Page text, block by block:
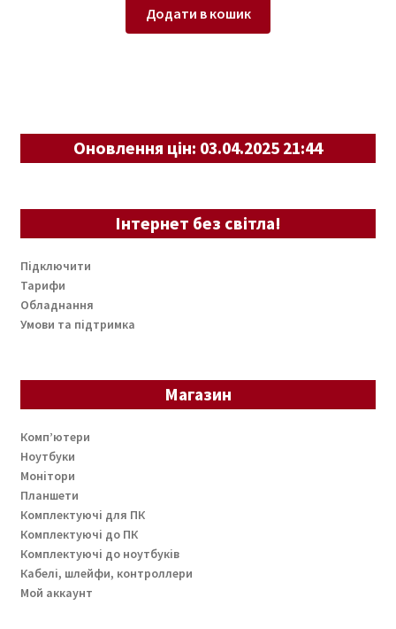
Додати в кошик
Оновлення цін: 03.04.2025 21:44
Інтернет без світла!
Підключити
Тарифи
Обладнання
Умови та підтримка
Магазин
Комп’ютери
Ноутбуки
Монітори
Планшети
Комплектуючі для ПК
Комплектуючі до ПК
Комплектуючі до ноутбуків
Кабелі, шлейфи, контроллери
Мой аккаунт